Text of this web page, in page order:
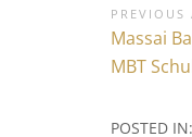
B
e
t
PREVIOUS
P
r
Massai
MBT
POSTED IN: